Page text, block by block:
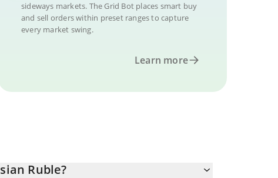
sideways markets. The Grid Bot places smart buy
and sell orders within preset ranges to capture
every market swing.
Learn more
Ruble?